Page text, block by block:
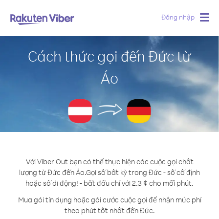
Đăng nhập
Cách thức gọi đến Đức từ
Áo
Với Viber Out bạn có thể thực hiện các cuộc gọi chất
lượng từ Đức đến Áo.Gọi số bất kỳ trong Đức - số cố định
hoặc số di động! - bắt đầu chỉ với 2.3 ¢ cho mỗi phút.
Mua gói tín dụng hoặc gói cước cuộc gọi để nhận mức phí
theo phút tốt nhất đến Đức.